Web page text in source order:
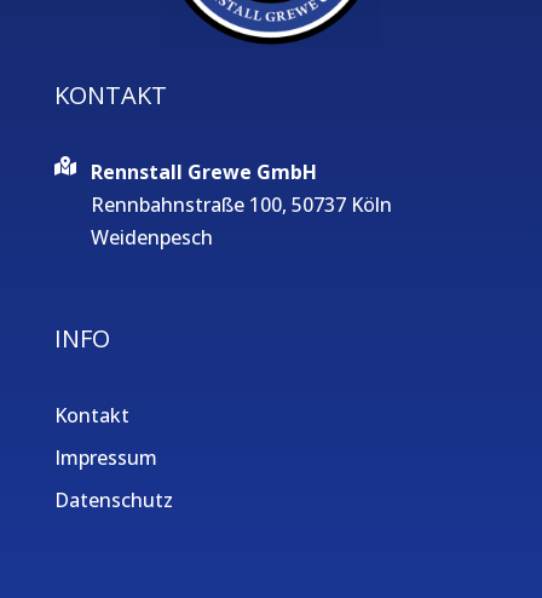
KONTAKT
Rennstall Grewe GmbH
Rennbahnstraße 100, 50737 Köln
Weidenpesch
INFO
Kontakt
Impressum
Datenschutz